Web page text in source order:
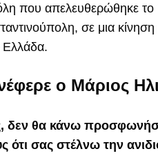
που απελευθερώθηκε το
σε μια
Ελλάδα.
ο Μάριος
δεν θα κάνω
σας στέλνω την